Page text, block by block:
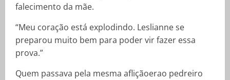
falecimento da mãe.
“Meu coração está explodindo. Leslianne se
preparou muito bem para poder vir fazer essa
prova.”
Quem passava pela mesma afliçãoerao pedreiro